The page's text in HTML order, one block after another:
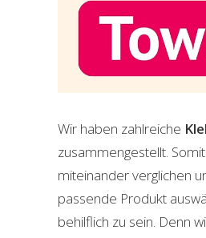
Wir haben zahlreiche
zusammengestellt.
miteinander verglichen
passende Produkt
behilflich zu sein. Denn